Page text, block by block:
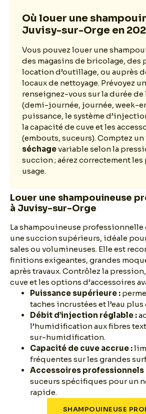
Où louer une
Juvisy-sur-Orge en
Vous pouvez louer une
des magasins de bricolage, des
location d’outillage, ou auprès
locaux de nettoyage. Prévoyez
renseignez-vous sur la durée
(demi-journée, journée, week-
puissance, le système
la capacité de cuve et les
(embouts, suceurs). Comptez un
séchagevariable selon la
succion ; aérez correctement les
usage.
Louer une shampouineuse
à Juvisy-sur-Orge
La shampouineuse
une succion supérieurs, idéale
sales ou volumineuses. Elle est
finitions exigeantes, grandes
après travaux. Contrôlez la
cuve et les options d’accessoires
Puissance supérieure :
taches incrustées et l’eau
Débit d’injection réglable :
l’humidification aux fibres
sur-humidification.
Capacité de cuve accrue :
fréquentes sur les grandes
Accessoires professionnels
suceurs spécifiques pour un
rapide.
SHAMPOUINEUSE